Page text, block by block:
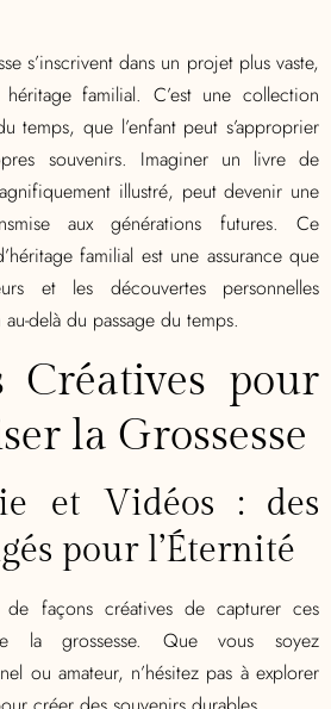
s’inscrivent dans un projet plus vaste,
familial. C’est une collection
temps, que l’enfant peut s’approprier
souvenirs. Imaginer un livre de
illustré, peut devenir une
aux générations futures. Ce
familial est une assurance que
et les découvertes personnelles
delà du passage du temps.
Créatives pour
la Grossesse
et Vidéos : des
pour l’Éternité
façons créatives de capturer ces
la grossesse. Que vous soyez
ou amateur, n’hésitez pas à explorer